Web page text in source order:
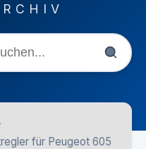
für Peugeot 605